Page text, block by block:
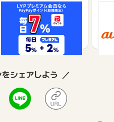
Yahoo!ショッピング
1%
シェアしよう